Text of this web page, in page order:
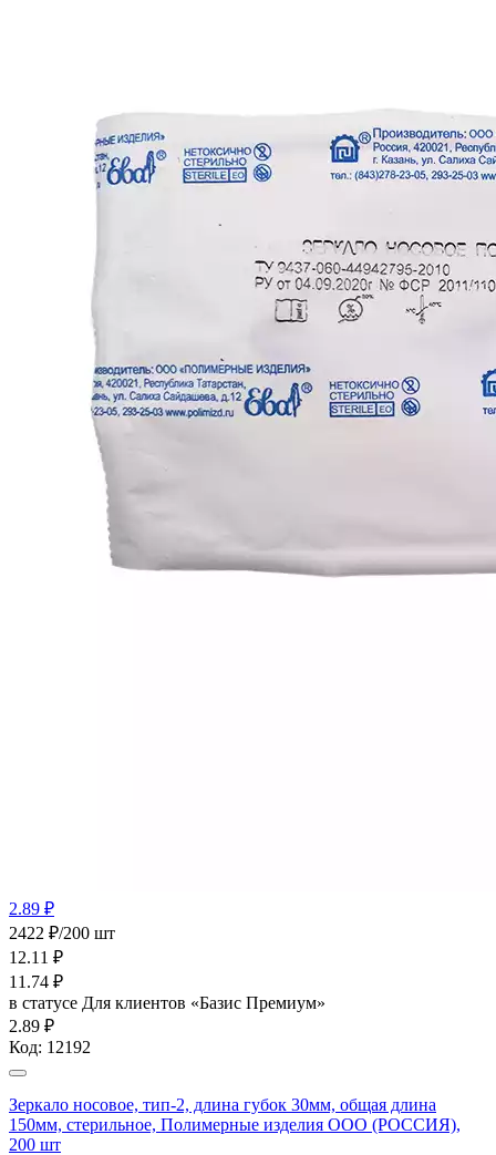
2.89 ₽
2422 ₽/200 шт
12.11 ₽
11.74 ₽
в статусе Для клиентов «Базис Премиум»
2.89 ₽
Код: 12192
Зеркало носовое, тип-2, длина губок 30мм, общая длина
150мм, стерильное, Полимерные изделия OOO (РОССИЯ),
200 шт